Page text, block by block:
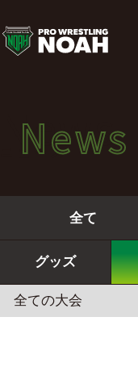
ニ
ュ
ー
ス
|
プ
ロ
News
ニュース
News
全て
グッズ